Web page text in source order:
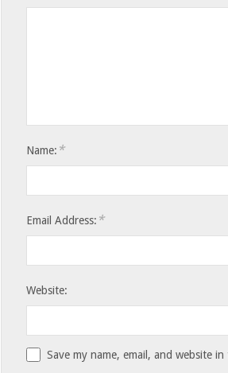
Name: *
Email Address: *
Website:
Save my name, email, and website